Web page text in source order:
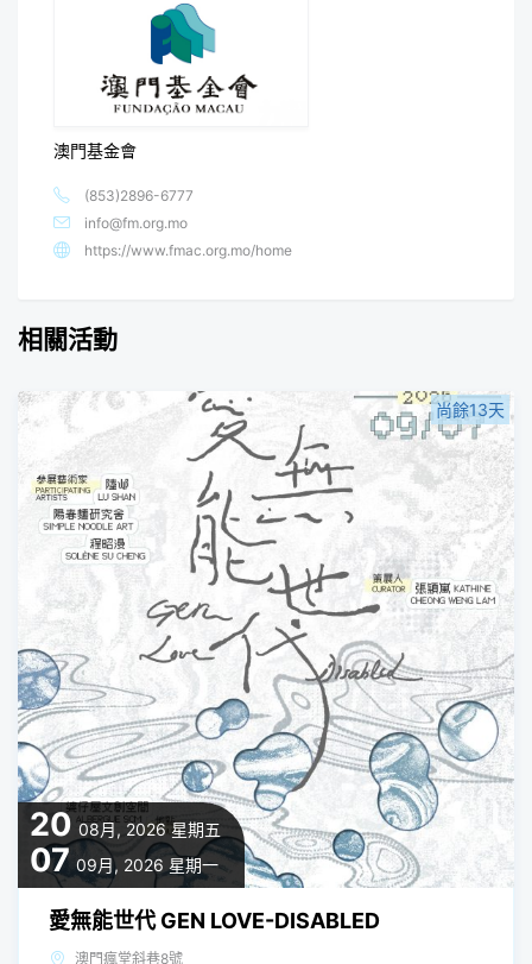
澳門基金會
(853)2896-6777
info@fm.org.mo
https://www.fmac.org.mo/home
相關活動
20 08月, 2026 星期五
07 09月, 2026 星期一
尚餘13天
愛無能世代 GEN LOVE-DISABLED
澳門瘋堂斜巷8號